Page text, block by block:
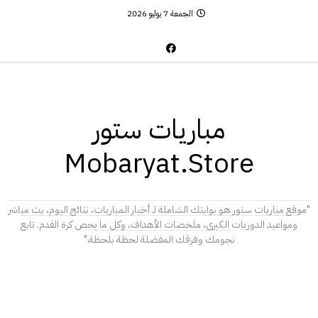
الجمعة 7 يوليو 2026
مباريات ستور
Mobaryat.Store
"موقع مباريات ستور هو بوابتك الشاملة لـ أخبار المباريات، نتائج اليوم، بث مباشر
ومواعيد الدوريات الكبرى، ملخصات الأهداف، وكل ما يخص كرة القدم. تابع
نجومك وفرقك المفضلة لحظة بلحظة."